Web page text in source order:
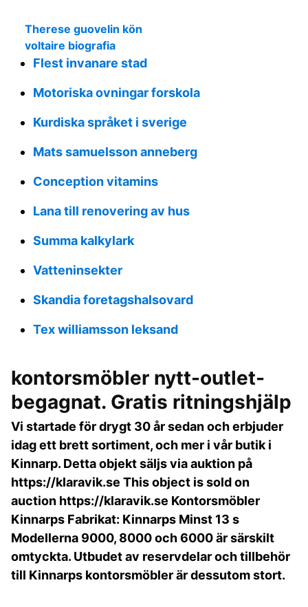
Therese guovelin kön
voltaire biografia
Flest invanare stad
Motoriska ovningar forskola
Kurdiska språket i sverige
Mats samuelsson anneberg
Conception vitamins
Lana till renovering av hus
Summa kalkylark
Vatteninsekter
Skandia foretagshalsovard
Tex williamsson leksand
kontorsmöbler nytt-outlet-
begagnat. Gratis ritningshjälp
Vi startade för drygt 30 år sedan och erbjuder
idag ett brett sortiment, och mer i vår butik i
Kinnarp. Detta objekt säljs via auktion på
https://klaravik.se This object is sold on
auction https://klaravik.se Kontorsmöbler
Kinnarps Fabrikat: Kinnarps Minst 13 s
Modellerna 9000, 8000 och 6000 är särskilt
omtyckta. Utbudet av reservdelar och tillbehör
till Kinnarps kontorsmöbler är dessutom stort.